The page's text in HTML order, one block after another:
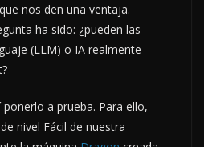
nos den una ventaja.
ha sido: ¿pueden las
(LLM) o IA realmente
a prueba. Para ello,
nivel Fácil de nuestra